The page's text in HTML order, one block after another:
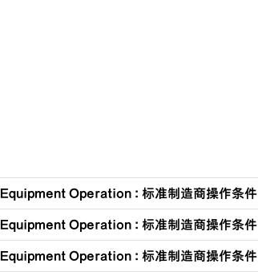
Equipment Operation : 标准制造商操作条件
Equipment Operation : 标准制造商操作条件
Equipment Operation : 标准制造商操作条件